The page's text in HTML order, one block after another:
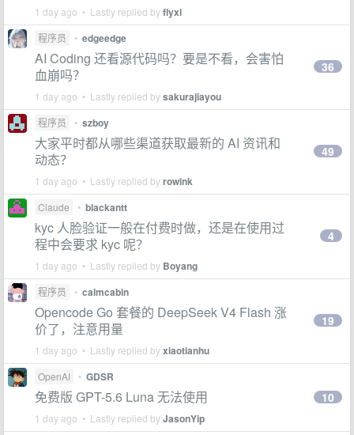
1 day ago • Lastly replied byflyxl
程序员 • edgeedge
AI Coding 还看源代码吗？要是不看，会害怕
血崩吗？
1 day ago • Lastly replied bysakurajiayou
36
程序员 • szboy
大家平时都从哪些渠道获取最新的 AI 资讯和
动态？
1 day ago • Lastly replied byrowink
49
Claude • blackantt
kyc 人脸验证一般在付费时做，还是在使用过
程中会要求 kyc 呢？
1 day ago • Lastly replied by Boyang
4
程序员 • calmcabin
Opencode Go 套餐的 DeepSeek V4 Flash 涨
价了，注意用量
1 day ago • Lastly replied byxiaotianhu
19
OpenAI • GDSR
免费版 GPT-5.6 Luna 无法使用
1 day ago • Lastly replied byJasonYip
10